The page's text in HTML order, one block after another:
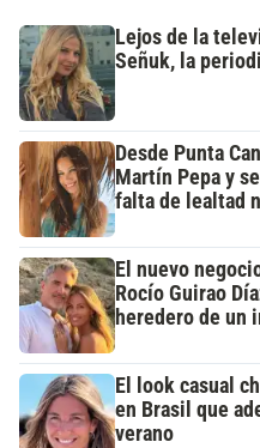
Lejos de la
Señuk, la
Desde Punta
Martín Pepa y
falta de lealtad
El nuevo
Rocío Guirao
heredero de un
El look casual
en Brasil que
verano